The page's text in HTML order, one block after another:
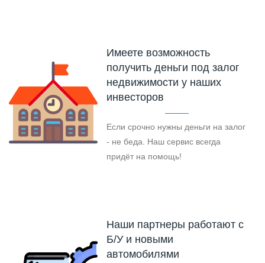
Имеете возможность
получить деньги под залог
недвижимости у наших
инвесторов
Если срочно нужны деньги на залог
- не беда. Наш сервис всегда
придёт на помощь!
Наши партнеры работают с
Б/У и новыми
автомобилями